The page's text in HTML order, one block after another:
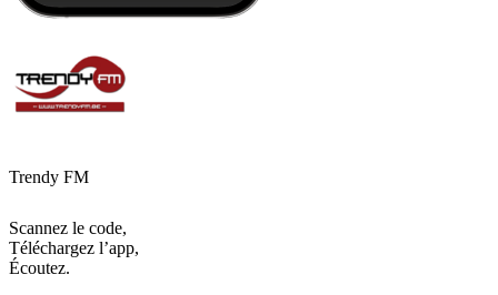
Trendy FM
Scannez le code,
Téléchargez l’app,
Écoutez.